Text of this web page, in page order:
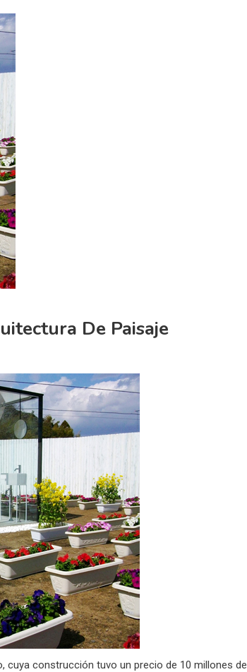
De Paisaje
cuya construcción tuvo un precio de 10 millones de